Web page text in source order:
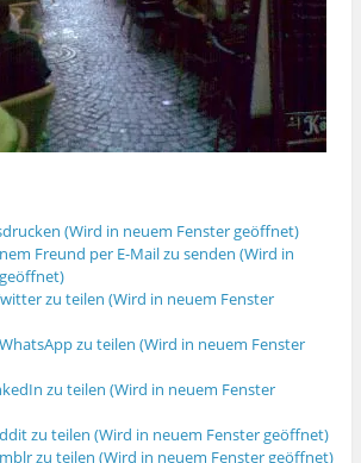
(Wird in neuem Fenster geöffnet)
Freund per E-Mail zu senden (Wird in
zu teilen (Wird in neuem Fenster
zu teilen (Wird in neuem Fenster
zu teilen (Wird in neuem Fenster
zu teilen (Wird in neuem Fenster geöffnet)
zu teilen (Wird in neuem Fenster geöffnet)